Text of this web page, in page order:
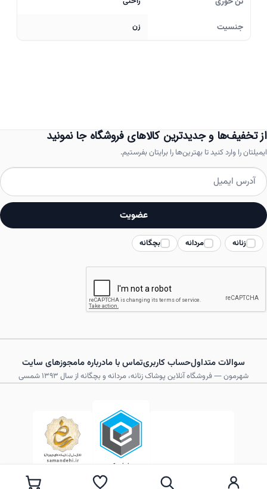
جنسیت زن
از تخفیف‌ها و جدیدترین کالاهای فروشگاه جا نمونید
ایمیلتان را وارد کنید تا بهترین‌ها را برایتان بفرستیم.
زنانه مردانه بچگانه
عضویت
سوالات متداولحساب کاربریتماس با مادرباره مامجوزهای سایت
شهرمون — فروشگاه آنلاین پوشاک زنانه، مردانه و بچگانه از سال ۱۳۹۳ شمسی